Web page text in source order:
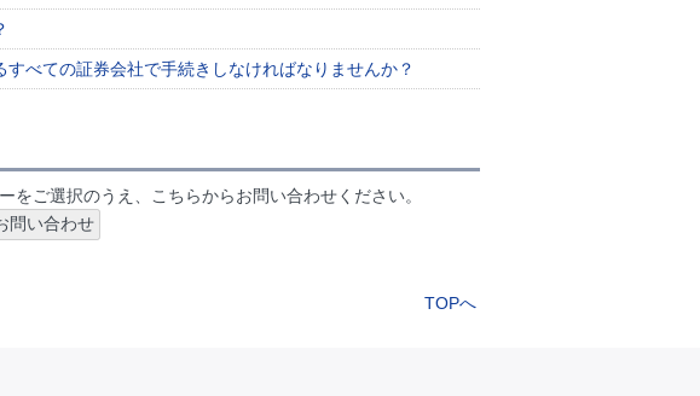
べての証券会社で手続きしなければなりませんか？
をご選択のうえ、こちらからお問い合わせください。
TOPへ